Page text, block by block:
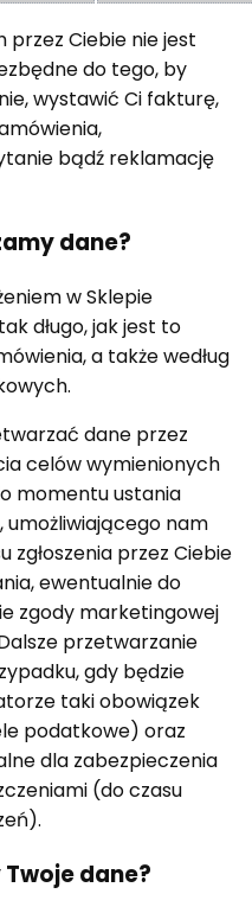
przez Ciebie nie jest
do tego, by
wystawić Ci fakturę,
bądź reklamację
dane?
w Sklepie
długo, jak jest to
a także według
dane przez
celów wymienionych
momentu ustania
umożliwiającego nam
zgłoszenia przez Ciebie
ewentualnie do
zgody marketingowej
przetwarzanie
gdy będzie
taki obowiązek
podatkowe) oraz
dla zabezpieczenia
(do czasu
dane?